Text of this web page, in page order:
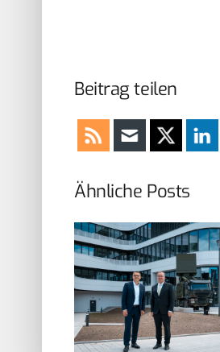
Beitrag teilen
Ähnliche Posts